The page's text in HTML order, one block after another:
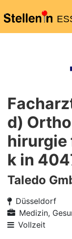
d)
hirurgie
k in
Taledo
Düsseldorf
Medizin,
Vollzeit